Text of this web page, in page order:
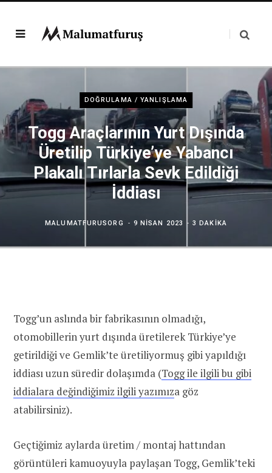
DOĞRULAMA / YANLIŞLAMA
Togg Araçlarının Yurt Dışında
Üretilip Türkiye’ye Yabancı
Plakalı Tırlarla Sevk Edildiği
İddiası
MALUMATFURUSORG 9 NISAN 2023 3 DAKIKA
Togg’un aslında bir fabrikasının olmadığı,
otomobillerin yurt dışında üretilerek Türkiye’ye
getirildiği ve Gemlik’te üretiliyormuş gibi yapıldığı
iddiası uzun süredir dolaşımda (Togg ile ilgili bu gibi
iddialara değindiğimiz ilgili yazımıza göz
atabilirsiniz).
Geçtiğimiz aylarda üretim / montaj hattından
görüntüleri kamuoyuyla paylaşan Togg, Gemlik’teki